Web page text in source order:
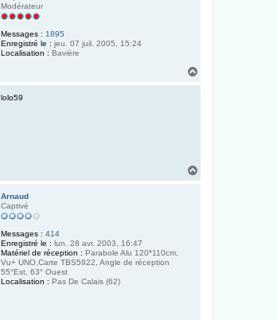
Modérateur
Messages : 1895
Enregistré le : jeu. 07 juil. 2005, 15:24
Localisation : Bavière
lolo59
a
Arnaud
Captivé
Messages : 414
Enregistré le : lun. 28 avr. 2003, 16:47
Matériel de réception : Parabole Alu 120*110cm,
Vu+ UNO,Carte TBS5922, Angle de réception
55°Est, 63° Ouest
Localisation : Pas De Calais (62)